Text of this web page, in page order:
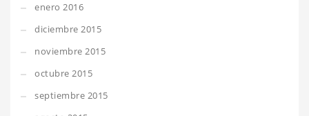
enero 2016
diciembre 2015
noviembre 2015
octubre 2015
septiembre 2015